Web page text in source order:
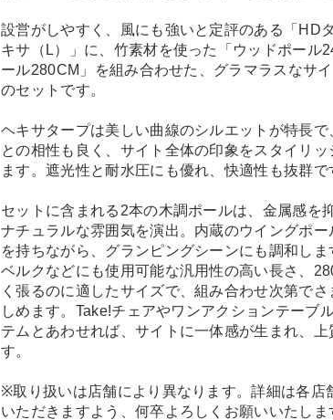
設営がしやすく、風にも強いと定評のある「HD
キサ（L）」に、竹素材を使った「ウッドポール
ール280CM」を組み合わせた、グラマラスなサ
のセットです。
ヘキサタープは美しい曲線のシルエットが特長で
との相性も良く、サイト全体の印象をスタイリ
ます。遮光性と耐水圧にも優れ、快適性も抜群で
セットに含まれる2本の木調ポールは、金属感を
ナチュラルな雰囲気を演出。内蔵のウイングポ
を持ちながら、グランピングシーンにも調和し
ベルクなどにも使用可能な汎用性の高い長さ、
く張るのに適したサイズで、組み合わせ次第で
しめます。Take!チェアやワンアクションテーブ
テムとあわせれば、サイトに一体感が生まれ、上
す。
※取り扱いは店舗により異なります。詳細は各店
いただきますよう、何卒よろしくお願いいたしま